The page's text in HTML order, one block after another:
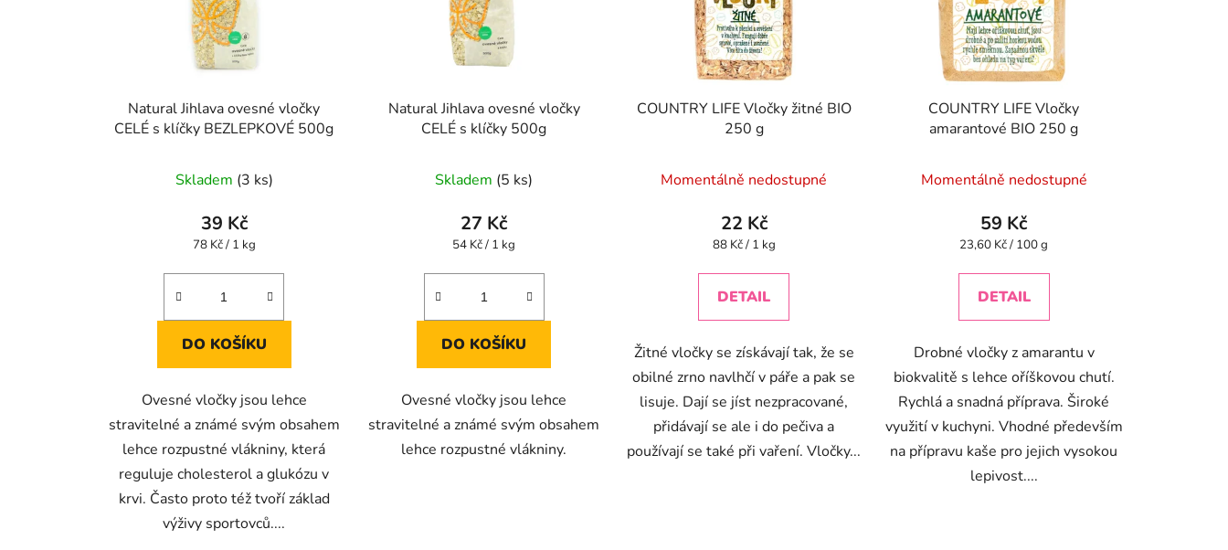
Natural Jihlava ovesné vločky
CELÉ s klíčky BEZLEPKOVÉ 500g
Skladem (3 ks)
39 Kč
Měrná
78 Kč / 1 kg
DO KOŠÍKU
Ovesné vločky jsou lehce
stravitelné a známé svým obsahem
lehce rozpustné vlákniny, která
reguluje cholesterol a glukózu v
krvi. Často proto též tvoří základ
výživy sportovců....
Natural Jihlava ovesné vločky
CELÉ s klíčky 500g
Skladem (5 ks)
27 Kč
Měrná
54 Kč / 1 kg
DO KOŠÍKU
Ovesné vločky jsou lehce
stravitelné a známé svým obsahem
lehce rozpustné vlákniny.
COUNTRY LIFE Vločky žitné BIO
250 g
Momentálně nedostupné
22 Kč
Měrná
88 Kč / 1 kg
DETAIL
Žitné vločky se získávají tak, že se
obilné zrno navlhčí v páře a pak se
lisuje. Dají se jíst nezpracované,
přidávají se ale i do pečiva a
používají se také při vaření. Vločky...
COUNTRY LIFE Vločky
amarantové BIO 250 g
Momentálně nedostupné
59 Kč
Měrná
23,60 Kč / 100 g
DETAIL
Drobné vločky z amarantu v
biokvalitě s lehce oříškovou chutí.
Rychlá a snadná příprava. Široké
využití v kuchyni. Vhodné především
na přípravu kaše pro jejich vysokou
lepivost....